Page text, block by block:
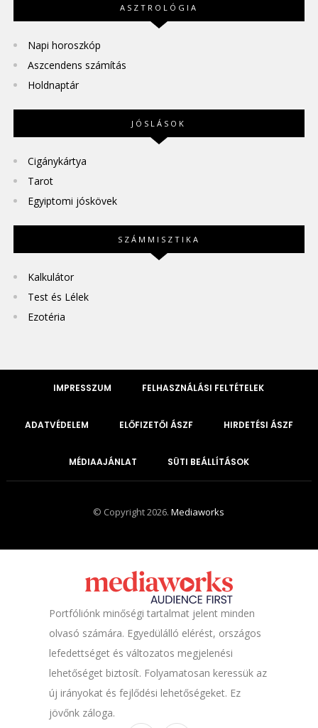
ASZTROLÓGIA
Napi horoszkóp
Aszcendens számítás
Holdnaptár
JÓSLÁSOK
Cigánykártya
Tarot
Egyiptomi jóskövek
SZÁMMISZTIKA
Kalkulátor
Test és Lélek
Ezotéria
IMPRESSZUM FELHASZNÁLÁSI FELTÉTELEK
ADATVÉDELEM ELŐFIZETŐI ÁSZF HIRDETÉSI ÁSZF
MÉDIAAJÁNLAT SÜTI BEÁLLÍTÁSOK
© Copyright 2026.Mediaworks
Portfóliónk minőségi tartalmat jelent minden
olvasó számára. Egyedülálló elérést, országos
lefedettséget és változatos megjelenési
lehetőséget biztosít. Folyamatosan keressük az
új irányokat és fejlődési lehetőségeket. Ez
jövőnk záloga.